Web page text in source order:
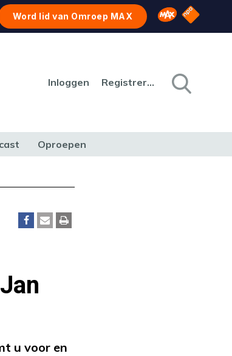
Word lid van Omroep MAX Omroep MAX
NPO
Inloggen Registreren
Oproepen
u voor en